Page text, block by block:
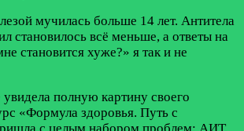
мучилась больше 14 лет. Антитела
становилось всё меньше, а ответы на
становится хуже?» я так и не
полную картину своего
«Формула здоровья. Путь с